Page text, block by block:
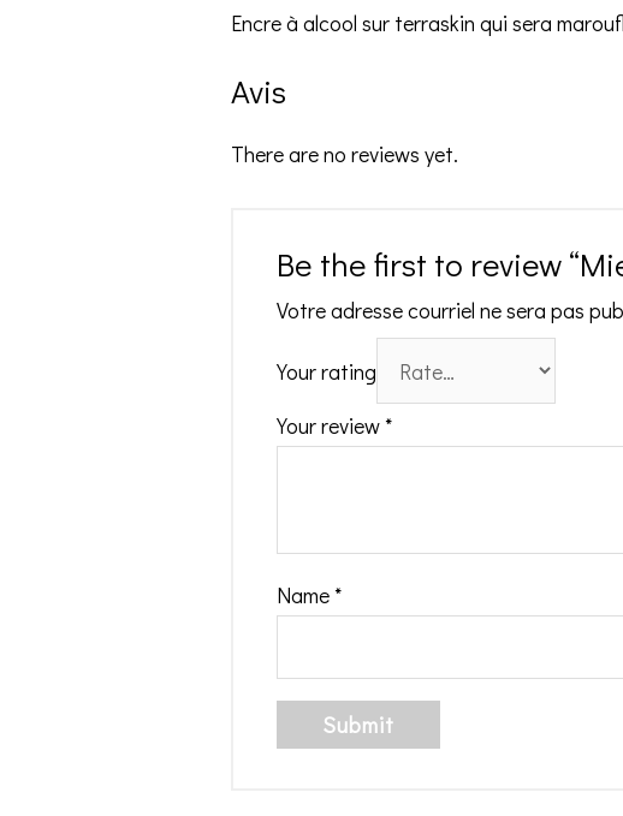
Encre à alcool sur terraskin qui sera
Avis
There are no reviews yet.
Be the first to review
Votre adresse courriel ne sera pas
Your rating
Your review *
Name *